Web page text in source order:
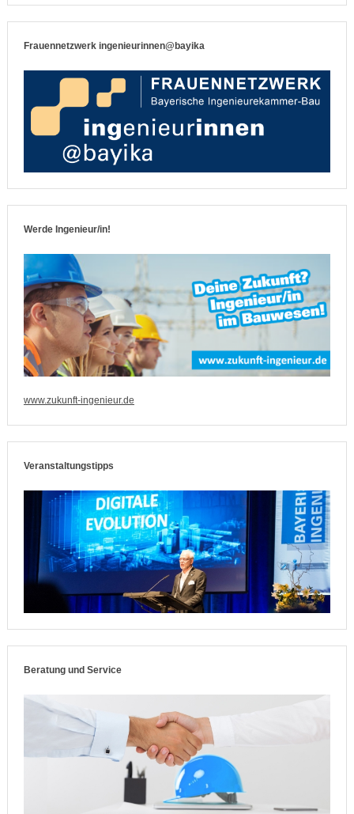
Frauennetzwerk ingenieurinnen@bayika
Werde Ingenieur/in!
www.zukunft-ingenieur.de
Veranstaltungstipps
Beratung und Service